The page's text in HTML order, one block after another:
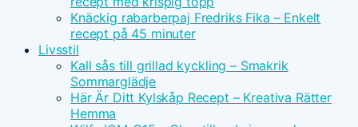
Knäckig rabarberpaj Fredriks Fika – Enkelt
recept på 45 minuter
Livsstil
Kall sås till grillad kyckling – Smakrik
Sommarglädje
Här Är Ditt Kylskåp Recept – Kreativa Rätter
Hemma